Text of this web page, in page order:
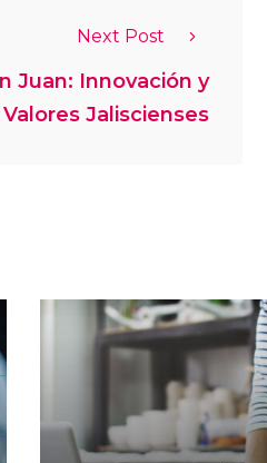
Next Post
Juan: Innovación y
Jaliscienses